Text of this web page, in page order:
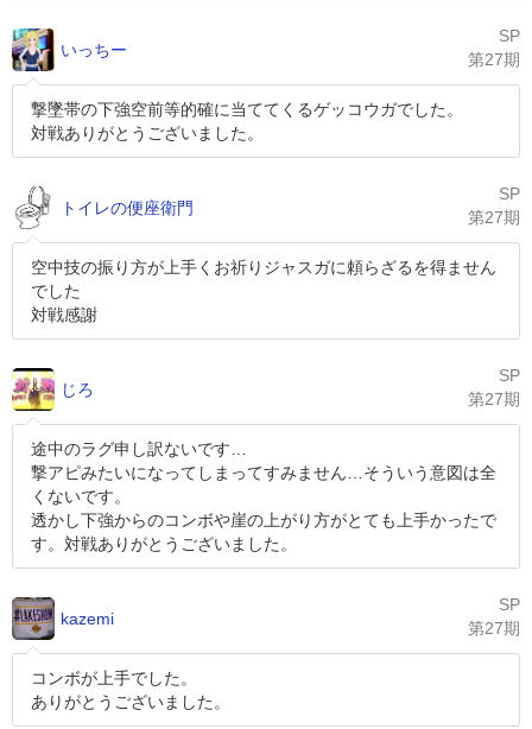
いっちー
SP
第27期
撃墜帯の下強空前等的確に当ててくるゲッコウガでした。
対戦ありがとうございました。
トイレの便座衛門
SP
第27期
空中技の振り方が上手くお祈りジャスガに頼らざるを得ません
でした
対戦感謝
じろ
SP
第27期
途中のラグ申し訳ないです…
撃アピみたいになってしまってすみません…そういう意図は全
くないです。
透かし下強からのコンボや崖の上がり方がとても上手かったで
す。対戦ありがとうございました。
kazemi
SP
第27期
コンボが上手でした。
ありがとうございました。